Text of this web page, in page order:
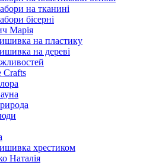
на тканині
бісерні
Марія
на пластику
на дереві
Crafts
хрестиком
Наталія